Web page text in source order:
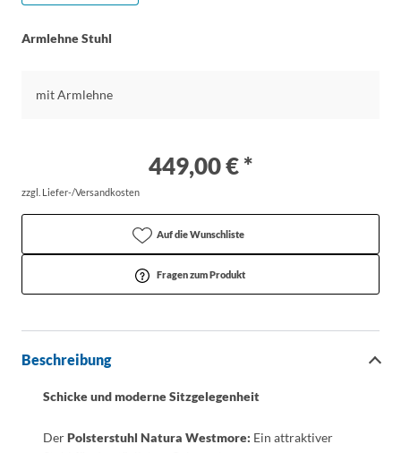
Armlehne Stuhl
mit Armlehne
449,00 € *
zzgl. Liefer-/Versandkosten
Auf die Wunschliste
Fragen zum Produkt
Beschreibung
Schicke und moderne Sitzgelegenheit
DerPolsterstuhl Natura Westmore: Ein attraktiver